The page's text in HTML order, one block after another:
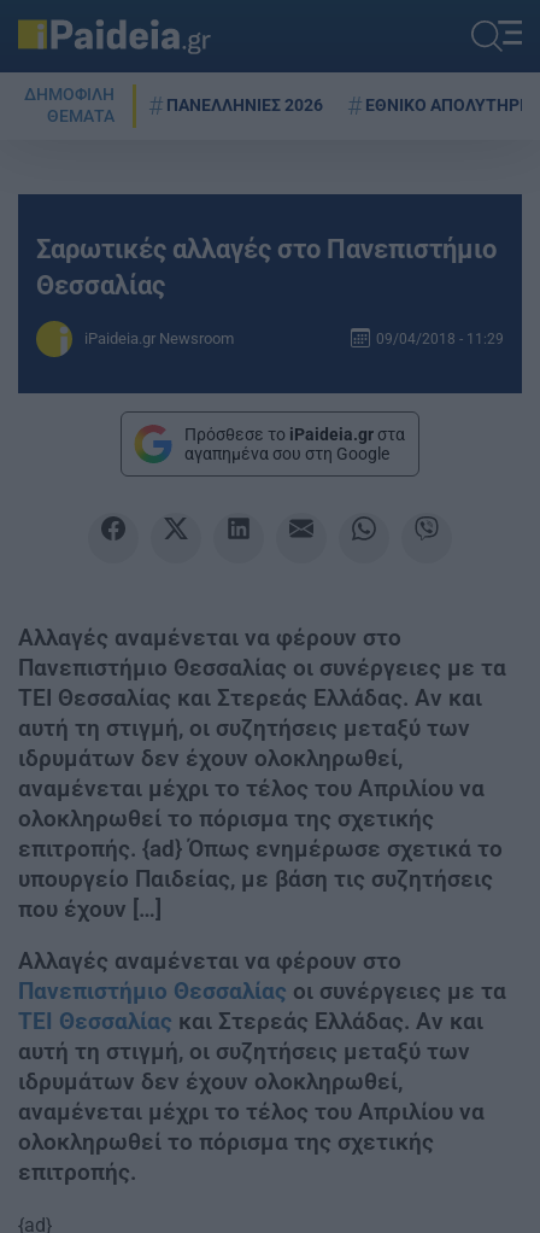
ΔΗΜΟΦΙΛΗ
ΘΕΜΑΤΑ
ΠΑΝΕΛΛΗΝΙΕΣ 2026 ΕΘΝΙΚΟ ΑΠΟΛΥΤΗΡΙΟ
Σαρωτικές αλλαγές στο Πανεπιστήμιο
Θεσσαλίας
iPaideia.gr Newsroom 09/04/2018 - 11:29
Πρόσθεσε το iPaideia.gr στα
αγαπημένα σου στη Google
Αλλαγές αναμένεται να φέρουν στο
Πανεπιστήμιο Θεσσαλίας οι συνέργειες με τα
ΤΕΙ Θεσσαλίας και Στερεάς Ελλάδας. Αν και
αυτή τη στιγμή, οι συζητήσεις μεταξύ των
ιδρυμάτων δεν έχουν ολοκληρωθεί,
αναμένεται μέχρι το τέλος του Απριλίου να
ολοκληρωθεί το πόρισμα της σχετικής
επιτροπής. {ad} Όπως ενημέρωσε σχετικά το
υπουργείο Παιδείας, με βάση τις συζητήσεις
που έχουν […]
Αλλαγές αναμένεται να φέρουν στο
Πανεπιστήμιο Θεσσαλίας οι συνέργειες με τα
ΤΕΙ Θεσσαλίας και Στερεάς Ελλάδας. Αν και
αυτή τη στιγμή, οι συζητήσεις μεταξύ των
ιδρυμάτων δεν έχουν ολοκληρωθεί,
αναμένεται μέχρι το τέλος του Απριλίου να
ολοκληρωθεί το πόρισμα της σχετικής
επιτροπής.
{ad}